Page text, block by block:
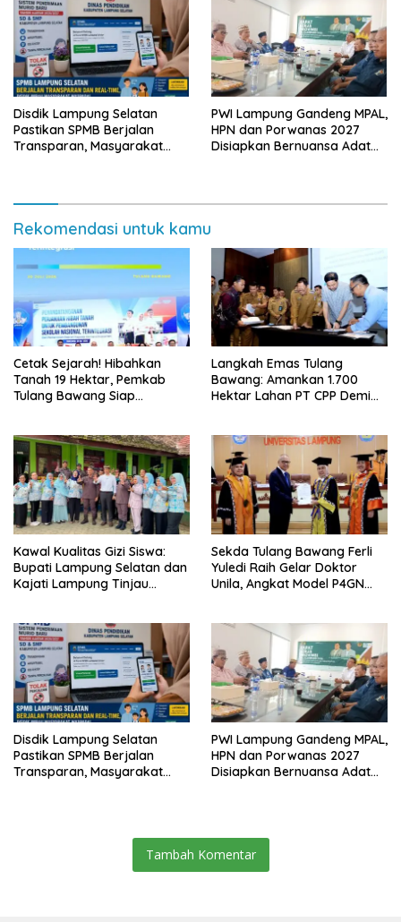
Disdik Lampung Selatan
Pastikan SPMB Berjalan
Transparan, Masyarakat
PWI Lampung Gandeng MPAL,
HPN dan Porwanas 2027
Disiapkan Bernuansa Adat
Rekomendasi untuk kamu
Cetak Sejarah! Hibahkan
Tanah 19 Hektar, Pemkab
Tulang Bawang Siap
Lampung
Langkah Emas Tulang
Bawang: Amankan 1.700
Hektar Lahan PT CPP Demi
Kawal Kualitas Gizi Siswa:
Bupati Lampung Selatan dan
Kajati Lampung Tinjau
Sekda Tulang Bawang Ferli
Yuledi Raih Gelar Doktor
Unila, Angkat Model P4GN
Disdik Lampung Selatan
Pastikan SPMB Berjalan
Transparan, Masyarakat
PWI Lampung Gandeng MPAL,
HPN dan Porwanas 2027
Disiapkan Bernuansa Adat
Tambah Komentar